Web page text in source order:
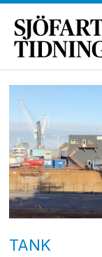
Tag:
fayard
TANK